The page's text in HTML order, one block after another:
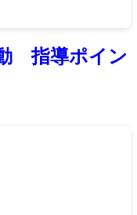
指導ポイン